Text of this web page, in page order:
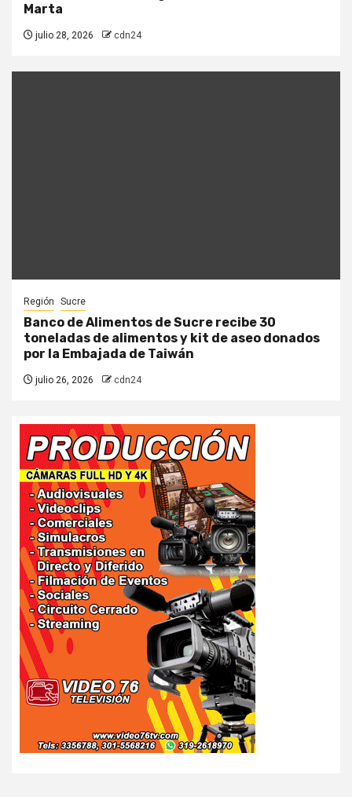
Marta
julio 28, 2026 cdn24
Región Sucre
Banco de Alimentos de Sucre recibe 30
toneladas de alimentos y kit de aseo donados
por la Embajada de Taiwán
julio 26, 2026 cdn24